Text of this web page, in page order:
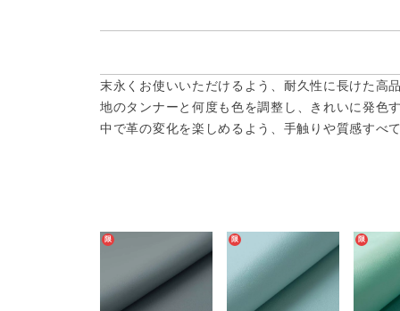
末永くお使いいただけるよう、耐久性に長けた高
地のタンナーと何度も色を調整し、きれいに発色
中で革の変化を楽しめるよう、手触りや質感すべ
限 限 限